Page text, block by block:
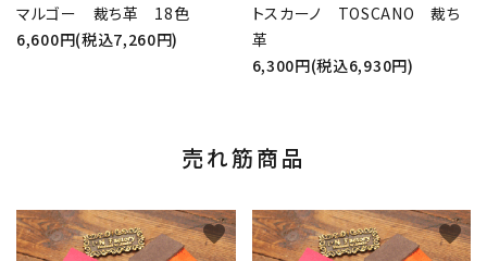
マルゴー 裁ち革 18色
6,600円(税込7,260円)
トスカーノ TOSCANO 裁ち
革
6,300円(税込6,930円)
売れ筋商品
favorite favorite